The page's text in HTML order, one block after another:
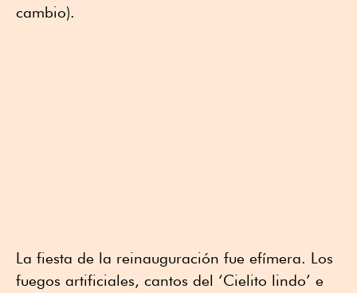
cambio).
La fiesta de la reinauguración fue efímera. Los
fuegos artificiales, cantos del ‘Cielito lindo’ e